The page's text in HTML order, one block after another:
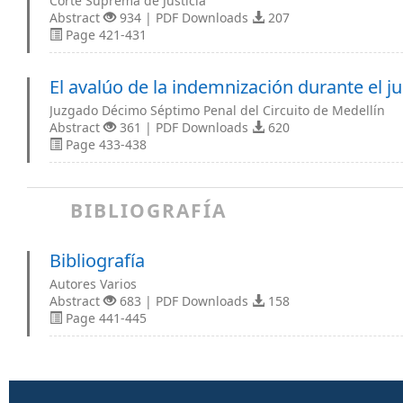
Abstract
934 | PDF Downloads
207
Page 421-431
El avalúo de la indemnización durante el
Juzgado Décimo Séptimo Penal del Circuito de Medellín
Abstract
361 | PDF Downloads
620
Page 433-438
BIBLIOGRAFÍA
Bibliografía
Autores Varios
Abstract
683 | PDF Downloads
158
Page 441-445